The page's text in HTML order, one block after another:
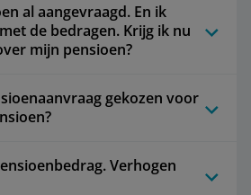
al aangevraagd. En ik
de bedragen. Krijg ik nu
mijn pensioen?
gekozen voor
Verhogen